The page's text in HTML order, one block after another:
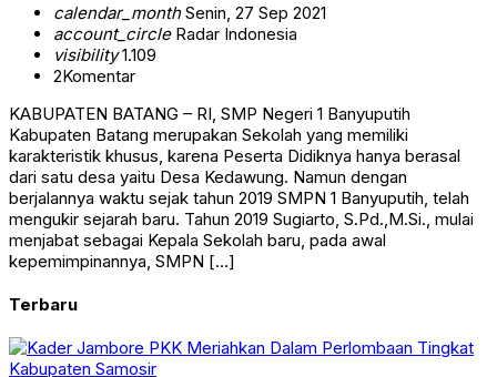
calendar_monthSenin, 27 Sep 2021
account_circleRadar Indonesia
visibility1.109
2Komentar
KABUPATEN BATANG – RI, SMP Negeri 1 Banyuputih
Kabupaten Batang merupakan Sekolah yang memiliki
karakteristik khusus, karena Peserta Didiknya hanya berasal
dari satu desa yaitu Desa Kedawung. Namun dengan
berjalannya waktu sejak tahun 2019 SMPN 1 Banyuputih, telah
mengukir sejarah baru. Tahun 2019 Sugiarto, S.Pd.,M.Si., mulai
menjabat sebagai Kepala Sekolah baru, pada awal
kepemimpinannya, SMPN […]
Terbaru